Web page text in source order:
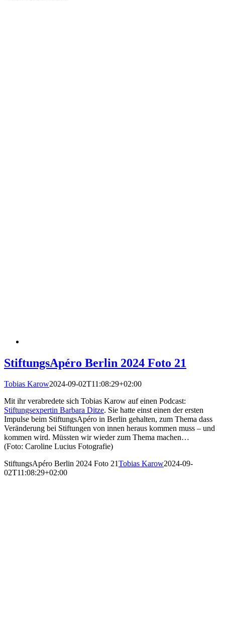
StiftungsApéro Berlin 2024 Foto 21
Tobias Karow2024-09-02T11:08:29+02:00
Mit ihr verabredete sich Tobias Karow auf einen Podcast:
Stiftungsexpertin Barbara Ditze. Sie hatte einst einen der ersten
Impulse beim StiftungsApéro in Berlin gehalten, zum Thema dass
Veränderung bei Stiftungen von innen heraus kommen muss – und
kommen wird. Müssten wir wieder zum Thema machen…
(Foto: Caroline Lucius Fotografie)
StiftungsApéro Berlin 2024 Foto 21Tobias Karow2024-09-
02T11:08:29+02:00